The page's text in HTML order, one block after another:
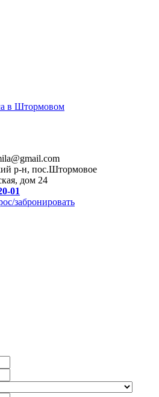
р-н, пос.Штормовое
дом 24
01
забронировать